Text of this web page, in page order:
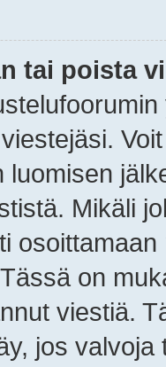
tai poista
luomisen
Mikäli
on
viestiä.
jos